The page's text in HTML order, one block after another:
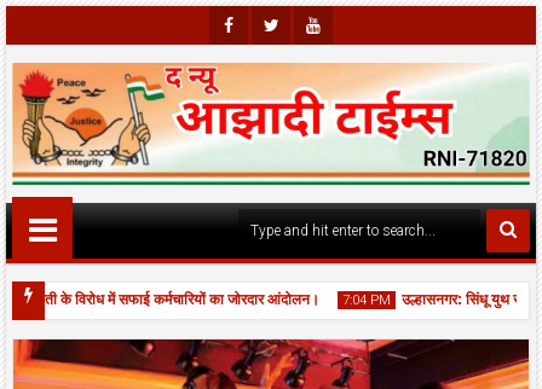
Faceb
Ook
Twitte
R
Youtu
Be
के विरोध में सफाई कर्मचारियों का जोरदार आंदोलन। 7:04 PM
उल्हासनगर: सिंधू युथ सर्कल —
सत्संग चौक पर JCB से नाला बना कर भरे गड्ढों की आपात मरम्मत, यातायात बहाल।